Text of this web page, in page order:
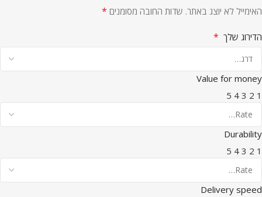
האימייל לא יוצג באתר. שדות החובה מסומנים *
הדירוג שלך *
Value for money
1
2
3
4
5
Durability
1
2
3
4
5
Delivery speed